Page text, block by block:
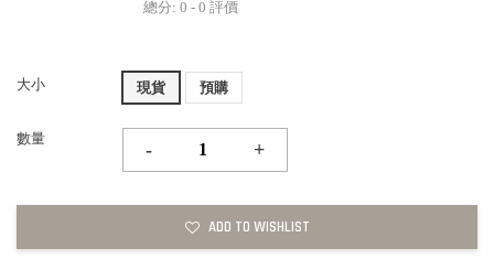
總分: 0 - 0 評價
大小 現貨 預購
數量
- +
ADD TO WISHLIST